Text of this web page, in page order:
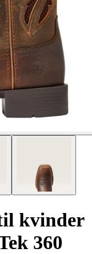
kvinder
360